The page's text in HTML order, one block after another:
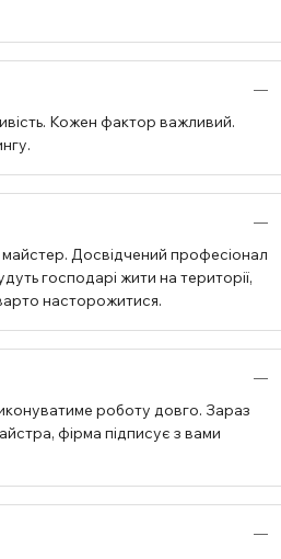
Кожен фактор важливий.
майстер. Досвідчений професіонал
господарі жити на території,
насторожитися.
роботу довго. Зараз
фірма підписує з вами